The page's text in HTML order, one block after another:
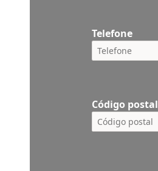
Telefone
Código postal